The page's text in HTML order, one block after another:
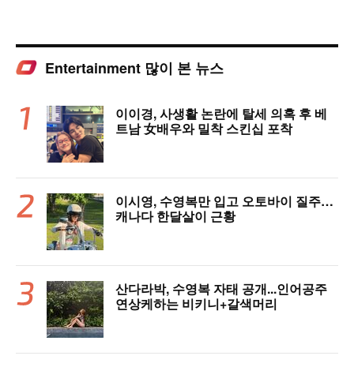
Entertainment 많이 본 뉴스
이이경, 사생활 논란에 탈세 의혹 후 베
트남 女배우와 밀착 스킨십 포착
이시영, 수영복만 입고 오토바이 질주…
캐나다 한달살이 근황
산다라박, 수영복 자태 공개...인어공주
연상케하는 비키니+갈색머리